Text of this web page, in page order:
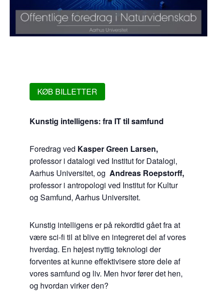
KØB BILLETTER
Kunstig intelligens: fra IT til samfund
Foredrag ved Kasper Green Larsen,
professor i datalogi ved Institut for Datalogi,
Aarhus Universitet, og Andreas Roepstorff,
professor i antropologi ved Institut for Kultur
og Samfund, Aarhus Universitet.
Kunstig intelligens er på rekordtid gået fra at
være sci-fi til at blive en integreret del af vores
hverdag. En højest nyttig teknologi der
forventes at kunne effektivisere store dele af
vores samfund og liv. Men hvor fører det hen,
og hvordan virker den?